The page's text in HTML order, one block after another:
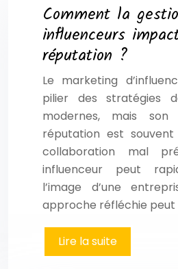
Comment la
influenceurs
réputation ?
Le marketing
pilier des stratégies
modernes, mais
réputation est souvent
collaboration mal
influenceur peut
l’image d’une
approche réfléchie
Lire la suite